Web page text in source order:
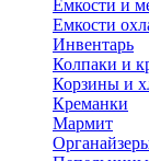
Емкости и
Емкости
Инвентарь
Колпаки и
Корзины и
Креманки
Мармит